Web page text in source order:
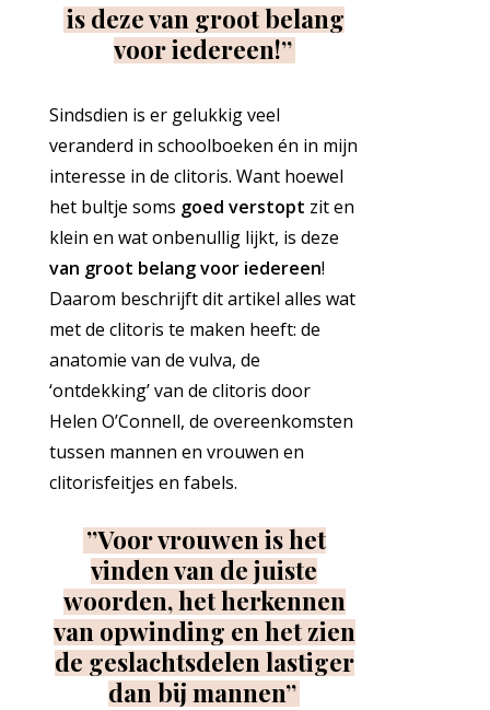
is deze van groot belang
voor iedereen!”
Sindsdien is er gelukkig veel
veranderd in schoolboeken én in mijn
interesse in de clitoris. Want hoewel
het bultje soms goed verstopt zit en
klein en wat onbenullig lijkt, is deze
van groot belang voor iedereen!
Daarom beschrijft dit artikel alles wat
met de clitoris te maken heeft: de
anatomie van de vulva, de
‘ontdekking’ van de clitoris door
Helen O’Connell, de overeenkomsten
tussen mannen en vrouwen en
clitorisfeitjes en fabels.
”Voor vrouwen is het
vinden van de juiste
woorden, het herkennen
van opwinding en het zien
de geslachtsdelen lastiger
dan bij mannen”